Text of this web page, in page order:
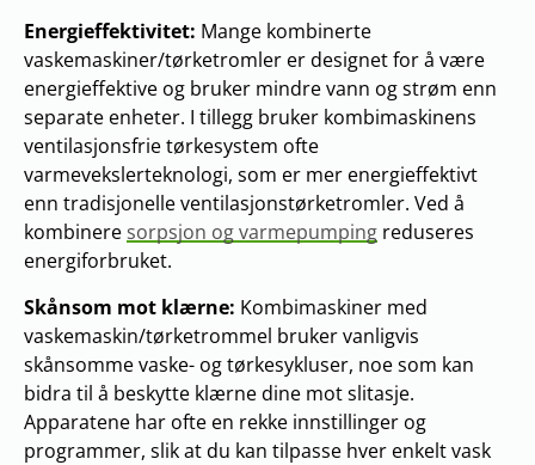
Energieffektivitet: Mange kombinerte
vaskemaskiner/tørketromler er designet for å være
energieffektive og bruker mindre vann og strøm enn
separate enheter. I tillegg bruker kombimaskinens
ventilasjonsfrie tørkesystem ofte
varmevekslerteknologi, som er mer energieffektivt
enn tradisjonelle ventilasjonstørketromler. Ved å
kombinere sorpsjon og varmepumping reduseres
energiforbruket.
Skånsom mot klærne: Kombimaskiner med
vaskemaskin/tørketrommel bruker vanligvis
skånsomme vaske- og tørkesykluser, noe som kan
bidra til å beskytte klærne dine mot slitasje.
Apparatene har ofte en rekke innstillinger og
programmer, slik at du kan tilpasse hver enkelt vask